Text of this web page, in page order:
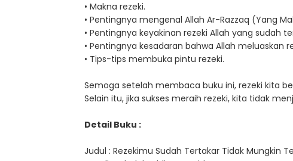
• Makna rezeki.
• Pentingnya mengenal Allah Ar-Razzaq (Yang
• Pentingnya keyakinan rezeki Allah yang sudah
• Pentingnya kesadaran bahwa Allah meluaskan
• Tips-tips membuka pintu rezeki.
Semoga setelah membaca buku ini, rezeki kita
Selain itu, jika sukses meraih rezeki, kita tidak
Detail Buku :
Judul : Rezekimu Sudah Tertakar Tidak Mungkin